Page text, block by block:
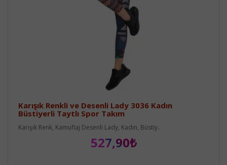
Karışık Renkli ve Desenli Lady 3036 Kadın
Büstiyerli Taytlı Spor Takım
Karışık Renk, Kamuflaj Desenli Lady, Kadın, Büstiy..
527,90₺